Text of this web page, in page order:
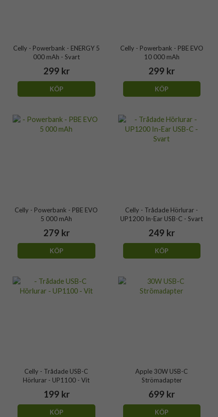
Celly - Powerbank - ENERGY 5
000 mAh - Svart
299 kr
KÖP
Celly - Powerbank - PBE EVO
10 000 mAh
299 kr
KÖP
Celly - Powerbank - PBE EVO
5 000 mAh
279 kr
KÖP
Celly - Trådade Hörlurar -
UP1200 In-Ear USB-C - Svart
249 kr
KÖP
Celly - Trådade USB-C
Hörlurar - UP1100 - Vit
199 kr
KÖP
Apple 30W USB-C
Strömadapter
699 kr
KÖP